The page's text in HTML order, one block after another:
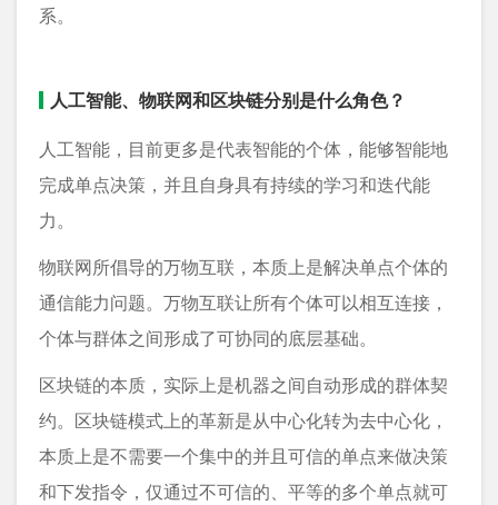
系。
人工智能、物联网和区块链分别是什么角色？
人工智能，目前更多是代表智能的个体，能够智能地
完成单点决策，并且自身具有持续的学习和迭代能
力。
物联网所倡导的万物互联，本质上是解决单点个体的
通信能力问题。万物互联让所有个体可以相互连接，
个体与群体之间形成了可协同的底层基础。
区块链的本质，实际上是机器之间自动形成的群体契
约。区块链模式上的革新是从中心化转为去中心化，
本质上是不需要一个集中的并且可信的单点来做决策
和下发指令，仅通过不可信的、平等的多个单点就可